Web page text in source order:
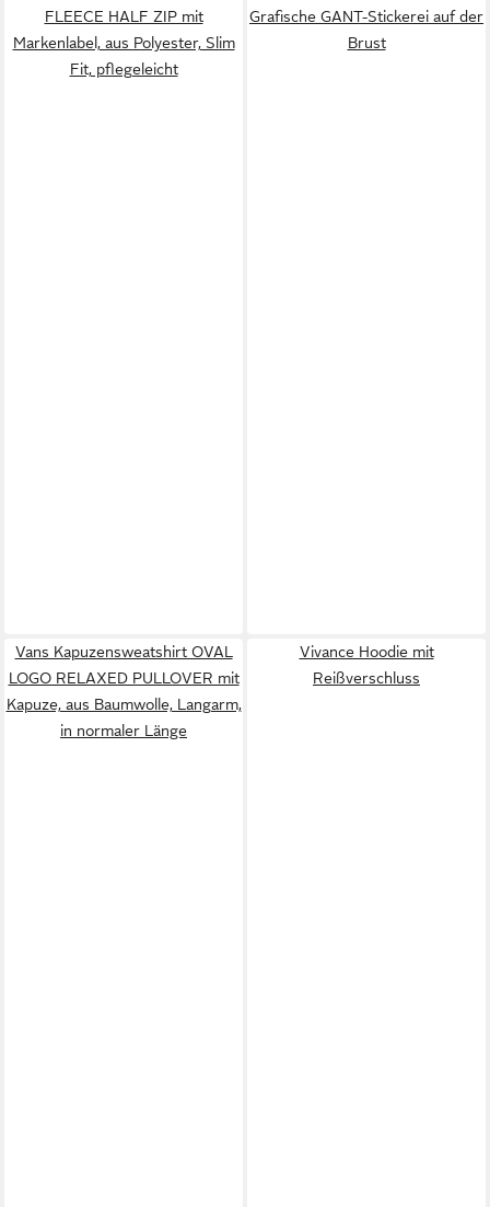
FLEECE HALF ZIP mit
Markenlabel, aus Polyester, Slim
Fit, pflegeleicht
Grafische GANT-Stickerei auf der
Brust
Vans Kapuzensweatshirt OVAL
LOGO RELAXED PULLOVER mit
Kapuze, aus Baumwolle, Langarm,
in normaler Länge
Vivance Hoodie mit
Reißverschluss